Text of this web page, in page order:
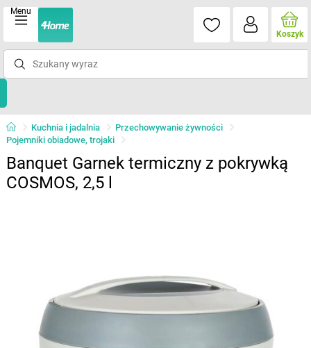
Menu
Koszyk
Kuchnia i jadalnia
Przechowywanie żywności
Pojemniki obiadowe, trojaki
Banquet Garnek termiczny z pokrywką
COSMOS, 2,5 l